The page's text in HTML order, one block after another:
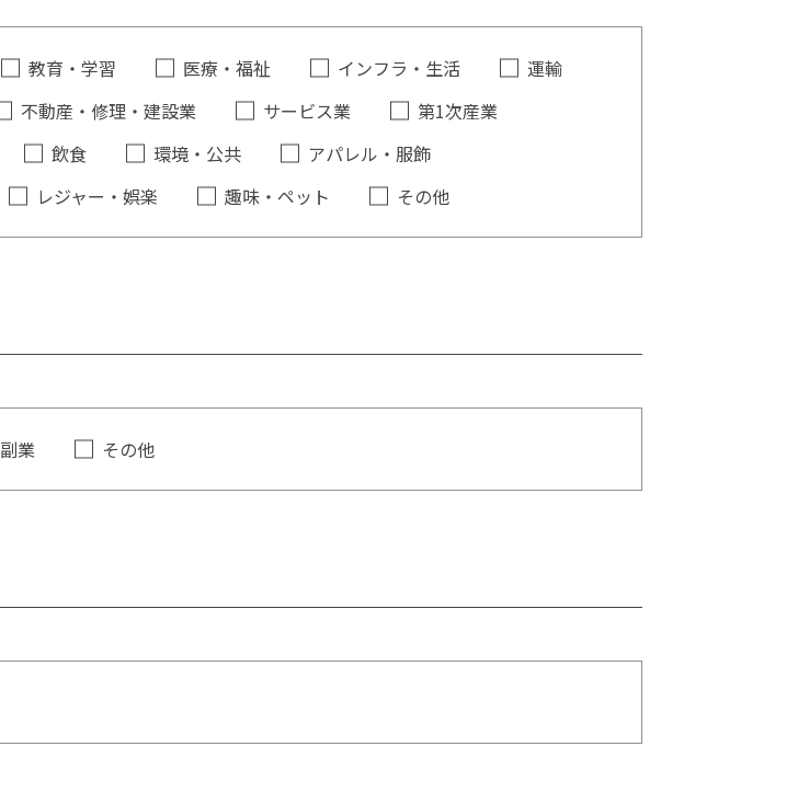
教育・学習 医療・福祉 インフラ・生活
運輸
不動産・修理・建設業 サービス業
第1次産業
飲食 環境・公共
アパレル・服飾
レジャー・娯楽 趣味・ペット その他
副業 その他